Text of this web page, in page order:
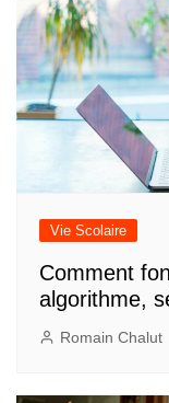
Vie Scolaire
Comment
algorithme,
Romain Chalut